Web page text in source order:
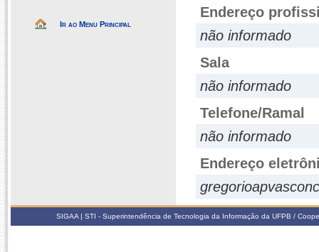
Ir ao Menu Principal
Endereço
não informado
Sala
não informado
Telefone/Ramal
não informado
Endereço
SIGAA | STI - Superintendência de Tecnologia da Informação da UFPB /